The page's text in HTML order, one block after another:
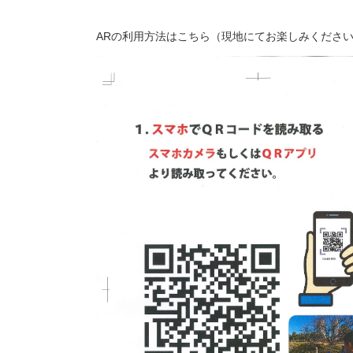
ARの利用方法はこちら（現地にてお楽しみくださ